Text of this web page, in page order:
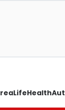
LifeHealth